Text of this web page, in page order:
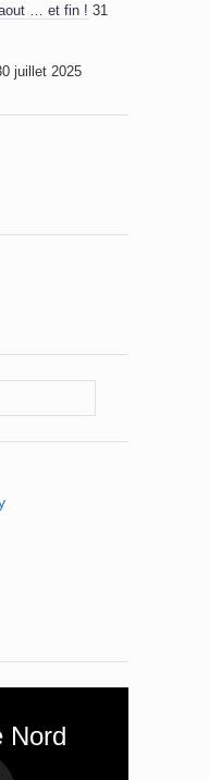
… et fin ! 31
juillet 2025
Nord